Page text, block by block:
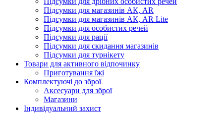
Підсумки для магазинів АК, AR
Підсумки для магазинів АК, AR Lite
Підсумки для особистих речей
Підсумки для рації
Підсумки для скидання магазинів
Підсумки для турнікету
Товари для активного відпочинку
Приготування їжі
Комплектуючі до зброї
Аксесуари для зброї
Магазини
Індивідуальний захист